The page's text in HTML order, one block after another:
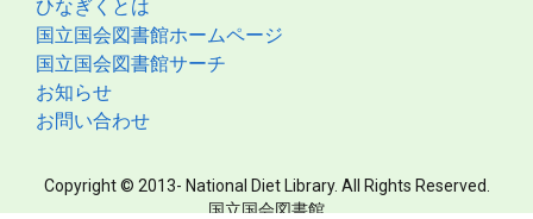
ひなぎくとは
国立国会図書館ホームページ
国立国会図書館サーチ
お知らせ
お問い合わせ
Copyright © 2013- National Diet Library. All Rights Reserved.